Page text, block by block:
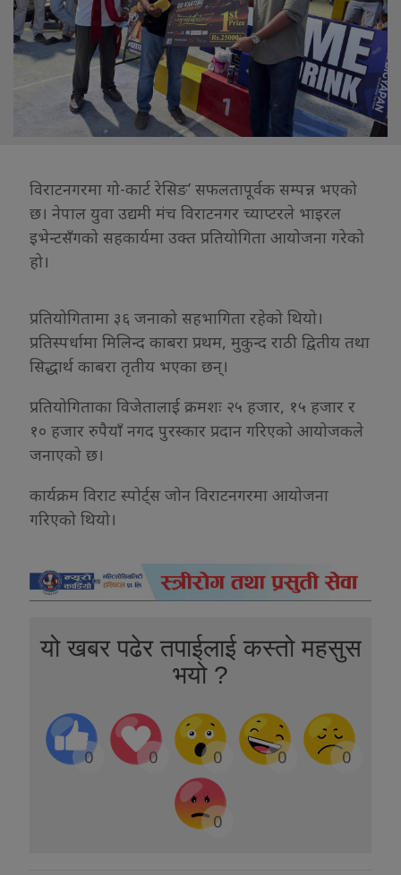
विराटनगरमा गो-कार्ट रेसिङ’ सफलतापूर्वक सम्पन्न भएको
छ। नेपाल युवा उद्यमी मंच विराटनगर च्याप्टरले भाइरल
इभेन्टसँगको सहकार्यमा उक्त प्रतियोगिता आयोजना गरेको
हो।
प्रतियोगितामा ३६ जनाको सहभागिता रहेको थियो।
प्रतिस्पर्धामा मिलिन्द काबरा प्रथम, मुकुन्द राठी द्वितीय तथा
सिद्धार्थ काबरा तृतीय भएका छन्।
प्रतियोगिताका विजेतालाई क्रमशः २५ हजार, १५ हजार र
१० हजार रुपैयाँ नगद पुरस्कार प्रदान गरिएको आयोजकले
जनाएको छ।
कार्यक्रम विराट स्पोर्ट्स जोन विराटनगरमा आयोजना
गरिएको थियो।
यो खबर पढेर तपाईलाई कस्तो महसुस
भयो ?
0 0 0 0 0
0